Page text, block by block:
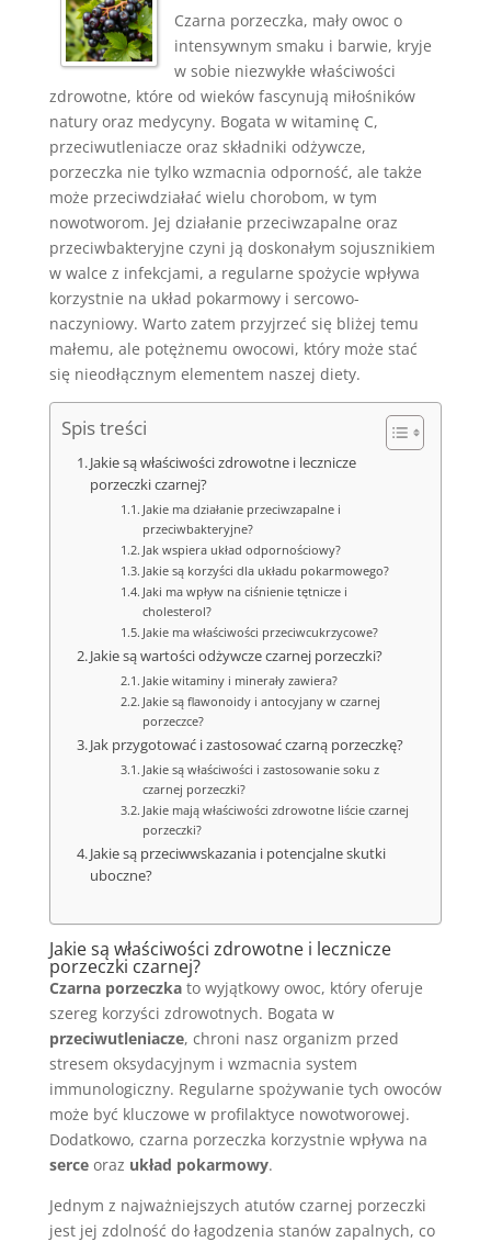
Czarna porzeczka, mały owoc o
intensywnym smaku i barwie, kryje
w sobie niezwykłe właściwości
zdrowotne, które od wieków fascynują miłośników
natury oraz medycyny. Bogata w witaminę C,
przeciwutleniacze oraz składniki odżywcze,
porzeczka nie tylko wzmacnia odporność, ale także
może przeciwdziałać wielu chorobom, w tym
nowotworom. Jej działanie przeciwzapalne oraz
przeciwbakteryjne czyni ją doskonałym sojusznikiem
w walce z infekcjami, a regularne spożycie wpływa
korzystnie na układ pokarmowy i sercowo-
naczyniowy. Warto zatem przyjrzeć się bliżej temu
małemu, ale potężnemu owocowi, który może stać
się nieodłącznym elementem naszej diety.
Spis treści
Jakie są właściwości zdrowotne i lecznicze
porzeczki czarnej?
Jakie ma działanie przeciwzapalne i
przeciwbakteryjne?
Jak wspiera układ odpornościowy?
Jakie są korzyści dla układu pokarmowego?
Jaki ma wpływ na ciśnienie tętnicze i
cholesterol?
Jakie ma właściwości przeciwcukrzycowe?
Jakie są wartości odżywcze czarnej porzeczki?
Jakie witaminy i minerały zawiera?
Jakie są flawonoidy i antocyjany w czarnej
porzeczce?
Jak przygotować i zastosować czarną porzeczkę?
Jakie są właściwości i zastosowanie soku z
czarnej porzeczki?
Jakie mają właściwości zdrowotne liście czarnej
porzeczki?
Jakie są przeciwwskazania i potencjalne skutki
uboczne?
Jakie są właściwości zdrowotne i lecznicze
porzeczki czarnej?
Czarna porzeczkato wyjątkowy owoc, który oferuje
szereg korzyści zdrowotnych. Bogata w
przeciwutleniacze, chroni nasz organizm przed
stresem oksydacyjnym i wzmacnia system
immunologiczny. Regularne spożywanie tych owoców
może być kluczowe w profilaktyce nowotworowej.
Dodatkowo, czarna porzeczka korzystnie wpływa na
serceoraz układ pokarmowy.
Jednym z najważniejszych atutów czarnej porzeczki
jest jej zdolność do łagodzenia stanów zapalnych, co